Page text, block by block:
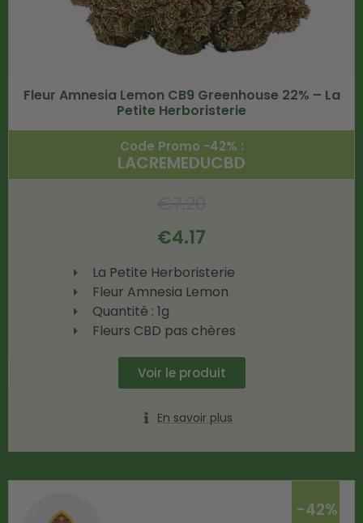
Fleur Amnesia Lemon CB9 Greenhouse 22% – La
Petite Herboristerie
Code Promo -42% :
LACREMEDUCBD
€4.17
La Petite Herboristerie
Fleur Amnesia Lemon
Quantité : 1g
Fleurs CBD pas chères
Voir le produit
En savoir plus
-42%